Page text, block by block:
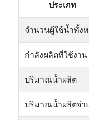
ประเภท
จำนวนผู้ใช้น้ำทั้ง
กำลังผลิตที่ใช้งาน
ปริมาณน้ำผลิต
ปริมาณน้ำผลิตจ่า